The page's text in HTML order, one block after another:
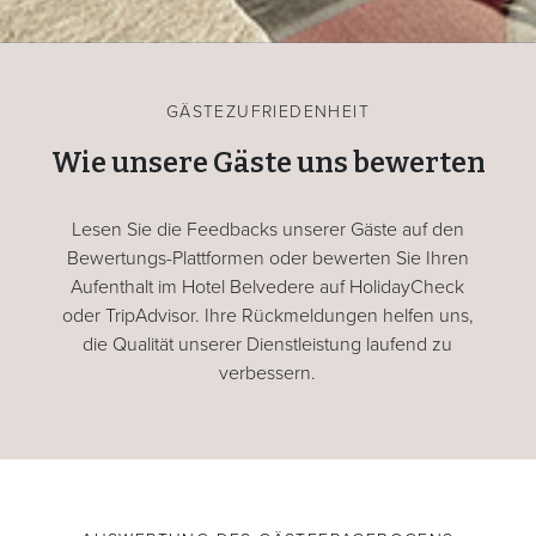
GÄSTEZUFRIEDENHEIT
Wie unsere Gäste uns bewerten
Lesen Sie die Feedbacks unserer Gäste auf den
Bewertungs-Plattformen oder bewerten Sie Ihren
Aufenthalt im Hotel Belvedere auf HolidayCheck
oder TripAdvisor. Ihre Rückmeldungen helfen uns,
die Qualität unserer Dienstleistung laufend zu
verbessern.